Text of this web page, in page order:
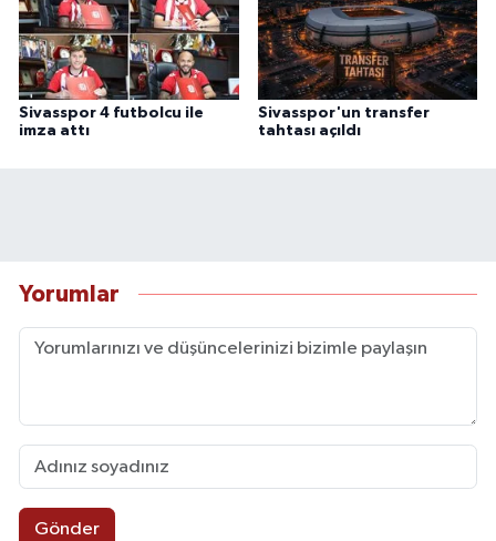
Sivasspor 4 futbolcu ile
imza attı
Sivasspor'un transfer
tahtası açıldı
Yorumlar
Gönder